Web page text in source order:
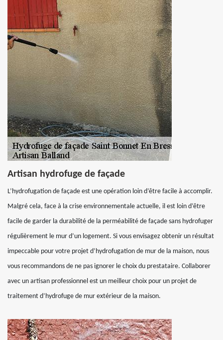
Artisan hydrofuge de façade
L’hydrofugation de façade est une opération loin d’être facile à accomplir.
Malgré cela, face à la crise environnementale actuelle, il est loin d’être
facile de garder la durabilité de la perméabilité de façade sans hydrofuger
régulièrement le mur d’un logement. Si vous envisagez obtenir un résultat
impeccable pour votre projet d’hydrofugation de mur de la maison, nous
vous recommandons de ne pas ignorer le choix du prestataire. Collaborer
avec un artisan professionnel est un meilleur choix pour un projet de
traitement d’hydrofuge de mur extérieur de la maison.